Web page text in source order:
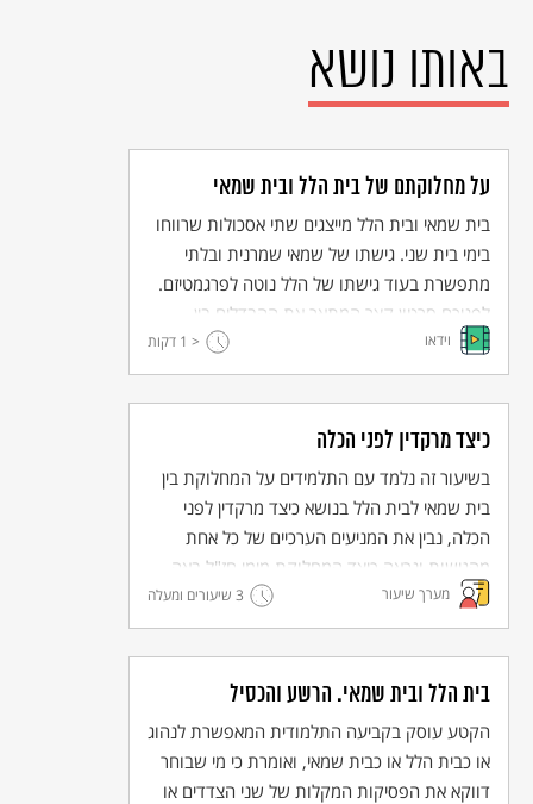
באותו נושא
על מחלוקתם של בית הלל ובית שמאי
בית שמאי ובית הלל מייצגים שתי אסכולות שרווחו
בימי בית שני. גישתו של שמאי שמרנית ובלתי
מתפשרת בעוד גישתו של הלל נוטה לפרגמטיזם.
לפניכם סרטון קצר המתאר את ההבדלים בין
השיטות.
וידאו < 1 דקות
כיצד מרקדין לפני הכלה
בשיעור זה נלמד עם התלמידים על המחלוקת בין
בית שמאי לבית הלל בנושא כיצד מרקדין לפני
הכלה, נבין את המניעים הערכיים של כל אחת
מהגישות ונראה כיצד המחלוקת מימי חז"ל באה
לידי ביטוי בהבדלים בין גישות בימינו.
מערך שיעור 3 שיעורים ומעלה
בית הלל ובית שמאי. הרשע והכסיל
הקטע עוסק בקביעה התלמודית המאפשרת לנהוג
או כבית הלל או כבית שמאי, ואומרת כי מי שבוחר
דווקא את הפסיקות המקלות של שני הצדדים או